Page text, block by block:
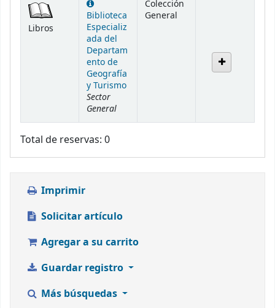
Libros
Biblioteca
Especializ
ada del
Departam
ento de
Geografía
y Turismo
Sector
General
Colección
General
Total de reservas: 0
Imprimir
Solicitar artículo
Agregar a su carrito
Guardar registro
Más búsquedas